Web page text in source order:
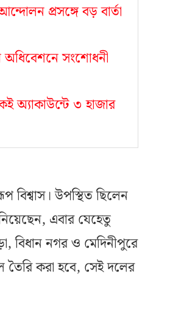
প্রসঙ্গে বড় বার্তা
অধিবেশনে সংশোধনী
অ্যাকাউন্টে ৩ হাজার
বিশ্বাস। উপস্থিত ছিলেন
এবার যেহেতু
বিধান নগর ও মেদিনীপুরে
করা হবে, সেই দলের